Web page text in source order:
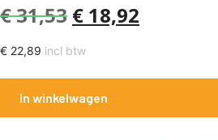
€31,53 € 18,92
€ 22,89 incl btw
In winkelwagen